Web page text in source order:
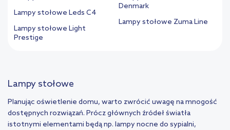
Lampy stołowe Leds C4
Lampy stołowe Light
Prestige
Denmark
Lampy stołowe Zuma Line
Lampy stołowe
Planując oświetlenie domu, warto zwrócić uwagę na mnogość
dostępnych rozwiązań. Prócz głównych źródeł światła
istotnymi elementami będą np. lampy nocne do sypialni,